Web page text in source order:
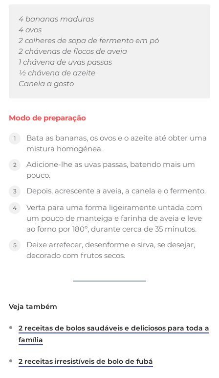
4 bananas maduras
4 ovos
2 colheres de sopa de fermento em pó
2 chávenas de flocos de aveia
1 chávena de uvas passas
½ chávena de azeite
Canela a gosto
Modo de preparação
Bata as bananas, os ovos e o azeite até obter uma
mistura homogénea.
Adicione-lhe as uvas passas, batendo mais um
pouco.
Depois, acrescente a aveia, a canela e o fermento.
Verta para uma forma ligeiramente untada com
um pouco de manteiga e farinha de aveia e leve
ao forno por 180º, durante cerca de 35 minutos.
Deixe arrefecer, desenforme e sirva, se desejar,
decorado com frutos secos.
Veja também
2 receitas de bolos saudáveis e deliciosos para toda a
família
2 receitas irresistíveis de bolo de fubá